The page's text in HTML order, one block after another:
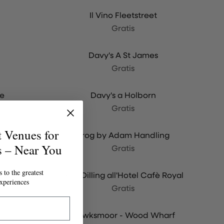
Il Vino Fleetstreet
Gratis
Davy's A St James
Gratis
Davy's a Holborn
Gratis
Frog by Adam Handling
Gratis
Alex Dilling all'Hotel Cafè Royal
Gratis
Hawksmoor - Wood Wharf
for
– Near You
to the greatest